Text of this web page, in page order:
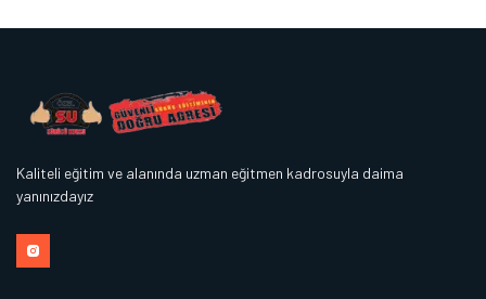
Kaliteli eğitim ve alanında uzman eğitmen kadrosuyla daima
yanınızdayız